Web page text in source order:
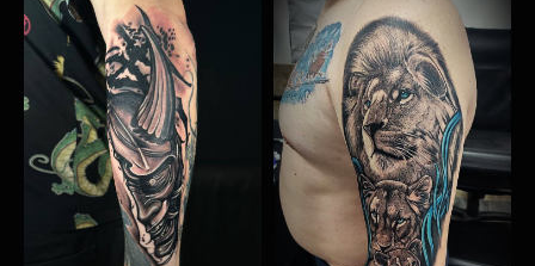
ИП БОГДАЛОВ РЕНАТ ДАМИРОВИЧ
ИНН: 950000173218
ОГРН/ОГРНИП: 323237500373290
БИК: 044525974
р/с: 40802810800005326885
к/c: 30101810145250000974
Банк: АО "ТИНЬКОФФ БАНК"
Политика конфиденциальности